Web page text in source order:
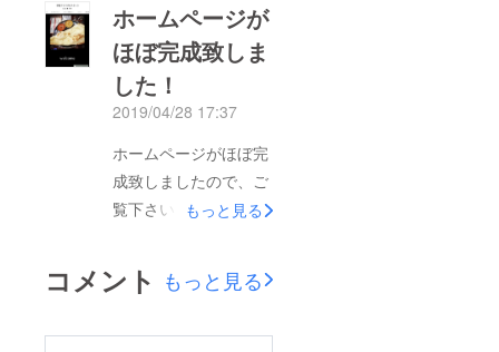
ホームページが
ほぼ完成致しま
した！
2019/04/28 17:37
ホームページがほぼ完
成致しましたので、ご
覧下さい。車椅子で行
画データをくださる方
や、すでにYouTubeで
もっと見る
コメント もっと見る